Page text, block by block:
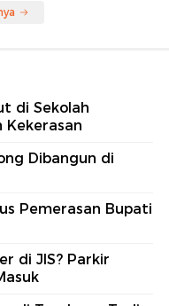
di Sekolah
Kekerasan
Dibangun di
Pemerasan Bupati
di JIS? Parkir